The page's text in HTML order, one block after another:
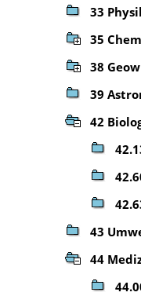
33
35
38
39
42
43
44